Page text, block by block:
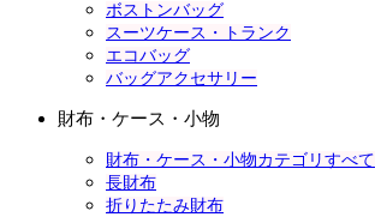
ボストンバッグ
スーツケース・トランク
エコバッグ
バッグアクセサリー
財布・ケース・小物
財布・ケース・小物カテゴリすべて
長財布
折りたたみ財布